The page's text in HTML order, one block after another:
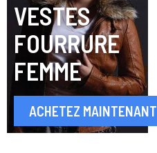
VESTES
FOURRURE
FEMME
ACHETEZ MAINTENANT